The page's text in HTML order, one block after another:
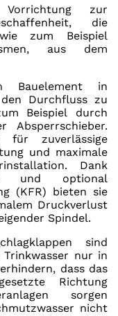
zur
die
zum Beispiel
aus dem
Bauelement in
Durchfluss zu
Beispiel durch
Absperrschieber.
für zuverlässige
und maximale
Dank
und optional
(KFR) bieten sie
Druckverlust
Spindel.
sind
nur in
dass das
Richtung
sorgen
nicht